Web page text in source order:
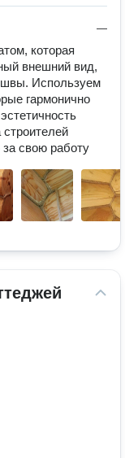
—
которая
внешний вид,
Используем
гармонично
свою работу